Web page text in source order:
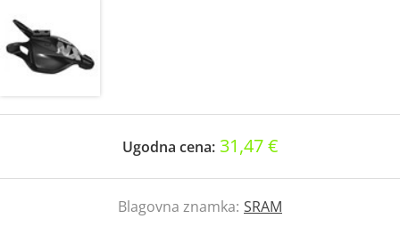
Ugodna cena: 31,47 €
Blagovna znamka: SRAM